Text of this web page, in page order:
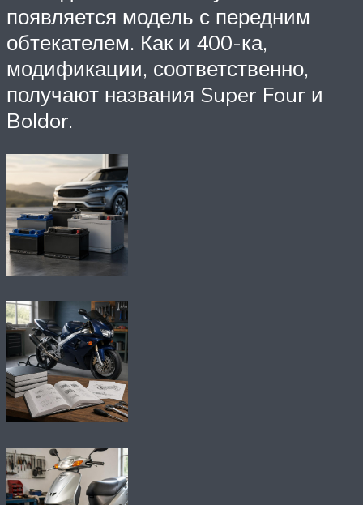
появляется модель с передним
обтекателем. Как и 400-ка,
модификации, соответственно,
получают названия Super Four и
Boldor.